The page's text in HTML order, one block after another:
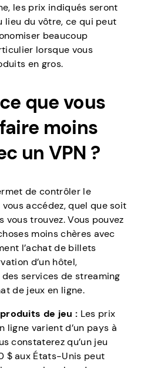
les prix indiqués seront
lieu du vôtre, ce qui peut
beaucoup
lorsque vous
en gros.
que vous
moins
un VPN ?
de contrôler le
accédez, quel que soit
vous trouvez. Vous pouvez
moins chères avec
l’achat de billets
d’un hôtel,
des services de streaming
de jeux en ligne.
de jeu : Les prix
ligne varient d’un pays à
constaterez qu’un jeu
$ aux États-Unis peut